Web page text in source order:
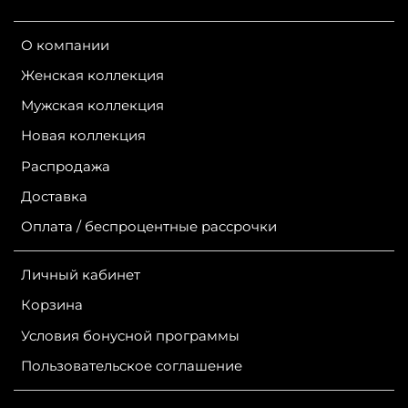
Страна производства:Россия
Бренд:Bask
О компании
Женская коллекция
Мужская коллекция
Новая коллекция
Распродажа
Доставка
Оплата / беспроцентные рассрочки
Личный кабинет
Корзина
Условия бонусной программы
Пользовательское соглашение